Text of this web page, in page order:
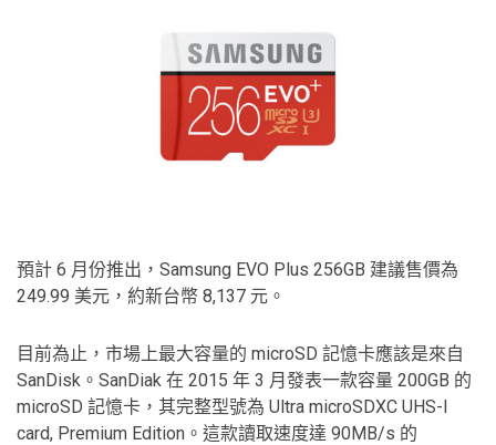
預計 6 月份推出，Samsung EVO Plus 256GB 建議售價為
249.99 美元，約新台幣 8,137 元。
目前為止，市場上最大容量的 microSD 記憶卡應該是來自
SanDisk。SanDiak 在 2015 年 3 月發表一款容量 200GB 的
microSD 記憶卡，其完整型號為 Ultra microSDXC UHS-I
card, Premium Edition。這款讀取速度達 90MB/s 的